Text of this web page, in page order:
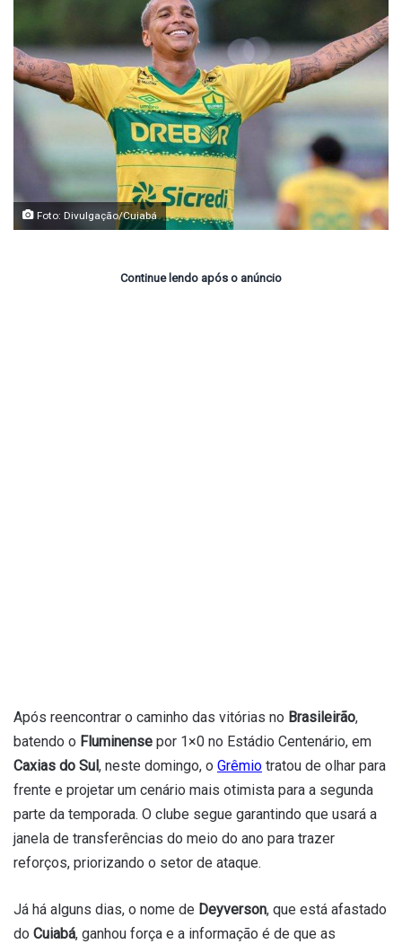
Foto: Divulgação/Cuiabá
Continue lendo após o anúncio
Após reencontrar o caminho das vitórias no Brasileirão,
batendo o Fluminense por 1×0 no Estádio Centenário, em
Caxias do Sul , neste domingo, o Grêmio tratou de olhar para
frente e projetar um cenário mais otimista para a segunda
parte da temporada. O clube segue garantindo que usará a
janela de transferências do meio do ano para trazer
reforços, priorizando o setor de ataque.
Já há alguns dias, o nome de Deyverson, que está afastado
do Cuiabá, ganhou força e a informação é de que as